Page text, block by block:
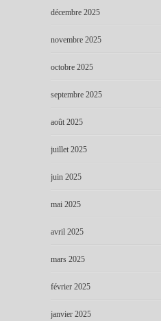
décembre 2025
novembre 2025
octobre 2025
septembre 2025
août 2025
juillet 2025
juin 2025
mai 2025
avril 2025
mars 2025
février 2025
janvier 2025